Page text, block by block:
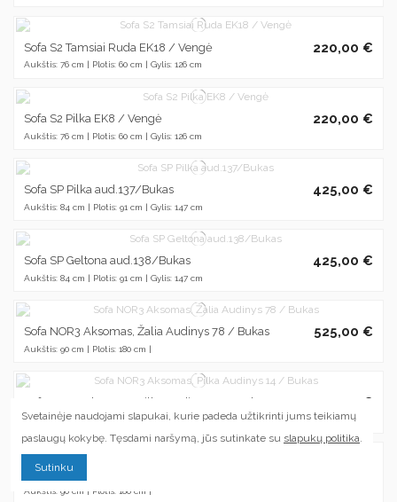
Sofa S2 Tamsiai Ruda EK18 / Vengė
Aukštis: 76 cm | Plotis: 60 cm | Gylis: 126 cm
220,00 €
Sofa S2 Pilka EK8 / Vengė
Aukštis: 76 cm | Plotis: 60 cm | Gylis: 126 cm
220,00 €
Sofa SP Pilka aud.137/Bukas
Aukštis: 84 cm | Plotis: 91 cm | Gylis: 147 cm
425,00 €
Sofa SP Geltona aud.138/Bukas
Aukštis: 84 cm | Plotis: 91 cm | Gylis: 147 cm
425,00 €
Sofa NOR3 Aksomas, Žalia Audinys 78 / Bukas
Aukštis: 90 cm | Plotis: 180 cm |
525,00 €
Sofa NOR3 Aksomas, Pilka Audinys 14 / Bukas
Aukštis: 90 cm | Plotis: 180 cm |
525,00 €
Sofa NOR3 Aksomas, Audinys 86 / Bukas
Aukštis: 90 cm | Plotis: 180 cm |
Svetainėje naudojami slapukai, kurie padeda užtikrinti jums teikiamų
paslaugų kokybę. Tęsdami naršymą, jūs sutinkate su slapukų politika.
Sutinku